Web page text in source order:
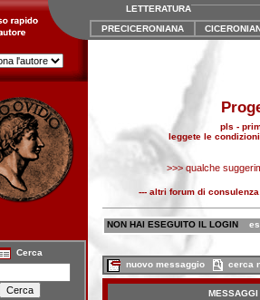
LETTERATURA
PRECICERONIANA
Cerca
pls -
leggete le condizioni
>>> qualche
--- altri forum di
NON HAI ESEGUITO IL LOGIN
nuovo messaggio cerca
MESSAGGI